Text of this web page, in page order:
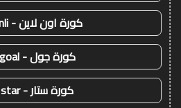
كورة اون لاين - kora onli
كورة جول - kora goal
كورة ستار - kora star